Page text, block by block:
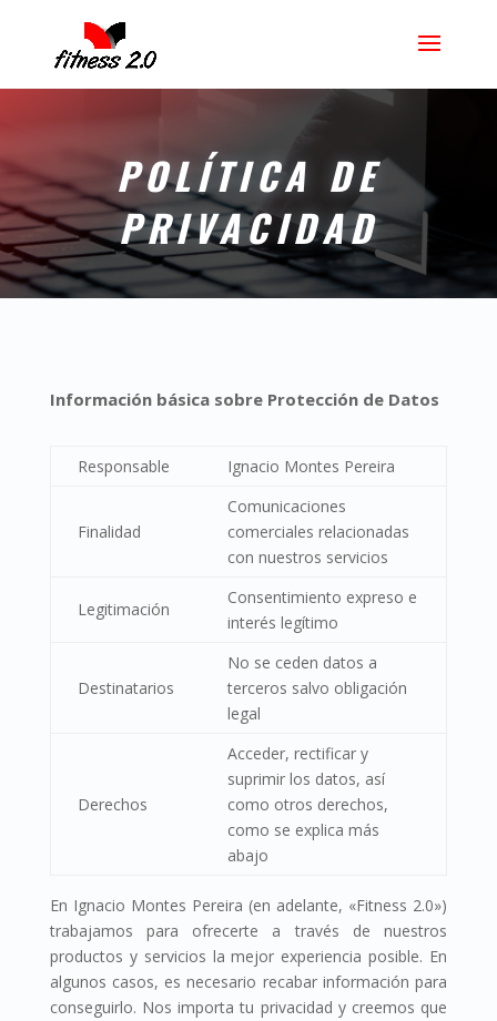
POLÍTICA DE
PRIVACIDAD
Información básica sobre Protección de Datos
Responsable Ignacio Montes Pereira
Finalidad
Comunicaciones
comerciales relacionadas
con nuestros servicios
Legitimación
Consentimiento expreso e
interés legítimo
Destinatarios
No se ceden datos a
terceros salvo obligación
legal
Derechos
Acceder, rectificar y
suprimir los datos, así
como otros derechos,
como se explica más
abajo
En Ignacio Montes Pereira (en adelante, «Fitness 2.0»)
trabajamos para ofrecerte a través de nuestros
productos y servicios la mejor experiencia posible. En
algunos casos, es necesario recabar información para
conseguirlo. Nos importa tu privacidad y creemos que